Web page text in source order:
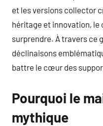
et les versions collector
héritage et innovation, le
surprendre. À travers ce
déclinaisons
battre le cœur des
Pourquoi le
mythique